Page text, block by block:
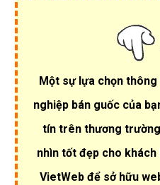
Một sự lựa chọn
nghiệp bán guốc của
tín trên thương
nhìn tốt đẹp cho khách
VietWeb để sở hữu